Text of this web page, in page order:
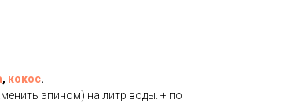
, кокос.
эпином) на литр воды. + по